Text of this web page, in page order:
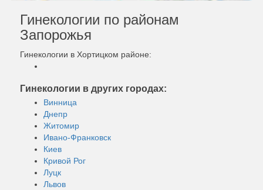
Гинекологии по районам
Запорожья
Гинекологии в Хортицком районе:
Гинекологии в других городах:
Винница
Днепр
Житомир
Ивано-Франковск
Киев
Кривой Рог
Луцк
Львов